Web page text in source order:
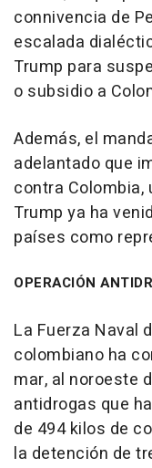
connivencia de
escalada
Trump para
o subsidio a
Además, el
adelantado que
contra
Trump ya ha
países como
OPERACIÓN
La Fuerza Naval
colombiano ha
mar, al noroeste
antidrogas que
de 494 kilos de
la detención de